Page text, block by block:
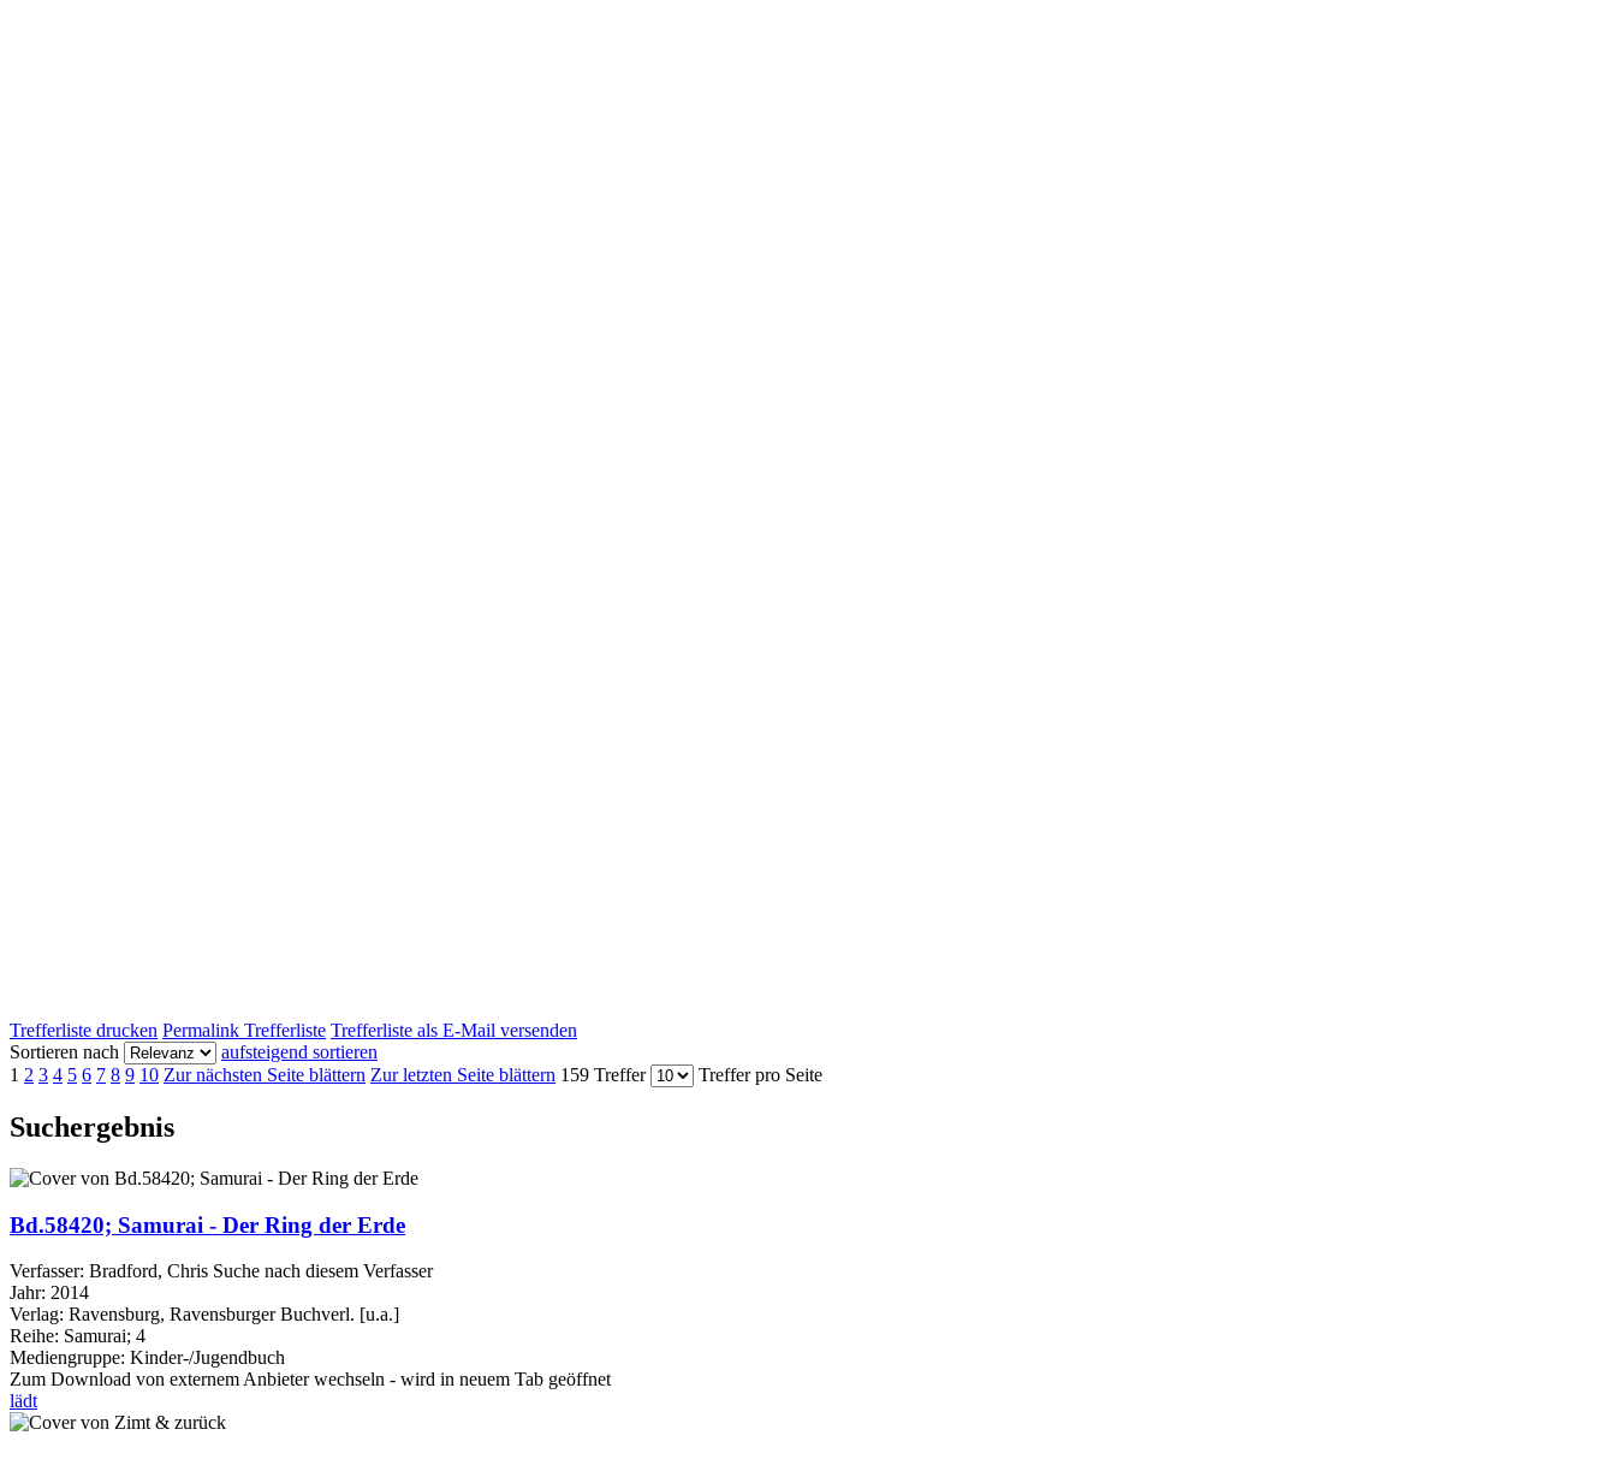
Trefferliste drucken Permalink Trefferliste Trefferliste als E-Mail versenden
Sortieren nach
aufsteigend sortieren
1 2 3 4 5 6 7 8 9 10 Zur nächsten Seite blättern Zur letzten Seite blättern 159 Treffer Treffer pro Seite
Suchergebnis
Bd.58420; Samurai - Der Ring der Erde
Verfasser: Bradford, Chris Suche nach diesem Verfasser
Jahr: 2014
Verlag: Ravensburg, Ravensburger Buchverl. [u.a.]
Reihe: Samurai; 4
Mediengruppe: Kinder-/Jugendbuch
Zum Download von externem Anbieter wechseln - wird in neuem Tab geöffnet
lädt